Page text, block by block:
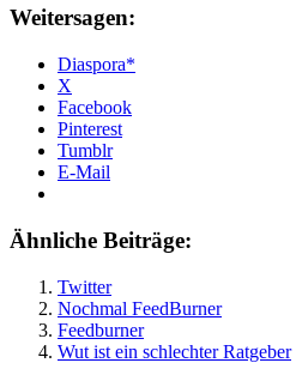
Weitersagen:
Diaspora*
X
Facebook
Pinterest
Tumblr
E-Mail
Ähnliche Beiträge:
Twitter
Nochmal FeedBurner
Feedburner
Wut ist ein schlechter Ratgeber